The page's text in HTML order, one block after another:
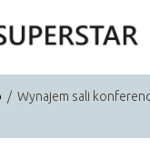
/ Wynajem sali